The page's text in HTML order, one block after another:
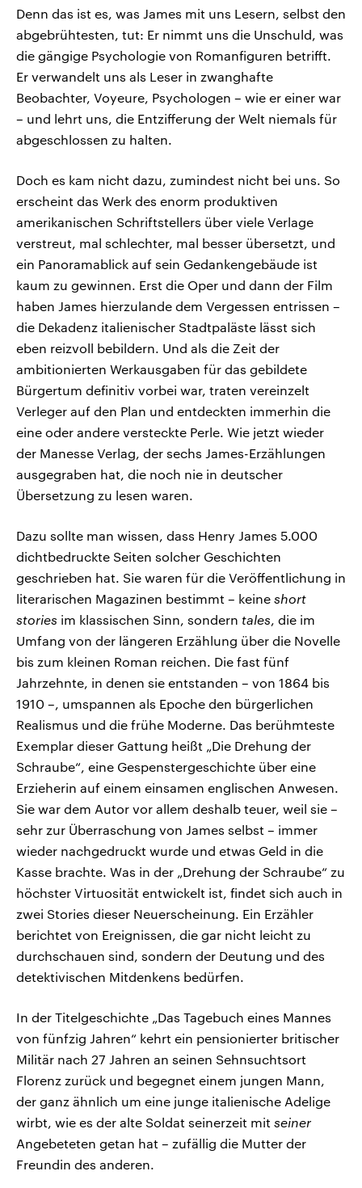
Denn das ist es, was James mit uns Lesern, selbst den
abgebrühtesten, tut: Er nimmt uns die Unschuld, was
die gängige Psychologie von Romanfiguren betrifft.
Er verwandelt uns als Leser in zwanghafte
Beobachter, Voyeure, Psychologen – wie er einer war
– und lehrt uns, die Entzifferung der Welt niemals für
abgeschlossen zu halten.
Doch es kam nicht dazu, zumindest nicht bei uns. So
erscheint das Werk des enorm produktiven
amerikanischen Schriftstellers über viele Verlage
verstreut, mal schlechter, mal besser übersetzt, und
ein Panoramablick auf sein Gedankengebäude ist
kaum zu gewinnen. Erst die Oper und dann der Film
haben James hierzulande dem Vergessen entrissen –
die Dekadenz italienischer Stadtpaläste lässt sich
eben reizvoll bebildern. Und als die Zeit der
ambitionierten Werkausgaben für das gebildete
Bürgertum definitiv vorbei war, traten vereinzelt
Verleger auf den Plan und entdeckten immerhin die
eine oder andere versteckte Perle. Wie jetzt wieder
der Manesse Verlag, der sechs James-Erzählungen
ausgegraben hat, die noch nie in deutscher
Übersetzung zu lesen waren.
Dazu sollte man wissen, dass Henry James 5.000
dichtbedruckte Seiten solcher Geschichten
geschrieben hat. Sie waren für die Veröffentlichung in
literarischen Magazinen bestimmt – keine short
stories im klassischen Sinn, sondern tales, die im
Umfang von der längeren Erzählung über die Novelle
bis zum kleinen Roman reichen. Die fast fünf
Jahrzehnte, in denen sie entstanden – von 1864 bis
1910 –, umspannen als Epoche den bürgerlichen
Realismus und die frühe Moderne. Das berühmteste
Exemplar dieser Gattung heißt „Die Drehung der
Schraube“, eine Gespenstergeschichte über eine
Erzieherin auf einem einsamen englischen Anwesen.
Sie war dem Autor vor allem deshalb teuer, weil sie –
sehr zur Überraschung von James selbst – immer
wieder nachgedruckt wurde und etwas Geld in die
Kasse brachte. Was in der „Drehung der Schraube“ zu
höchster Virtuosität entwickelt ist, findet sich auch in
zwei Stories dieser Neuerscheinung. Ein Erzähler
berichtet von Ereignissen, die gar nicht leicht zu
durchschauen sind, sondern der Deutung und des
detektivischen Mitdenkens bedürfen.
In der Titelgeschichte „Das Tagebuch eines Mannes
von fünfzig Jahren“ kehrt ein pensionierter britischer
Militär nach 27 Jahren an seinen Sehnsuchtsort
Florenz zurück und begegnet einem jungen Mann,
der ganz ähnlich um eine junge italienische Adelige
wirbt, wie es der alte Soldat seinerzeit mit seiner
Angebeteten getan hat – zufällig die Mutter der
Freundin des anderen.